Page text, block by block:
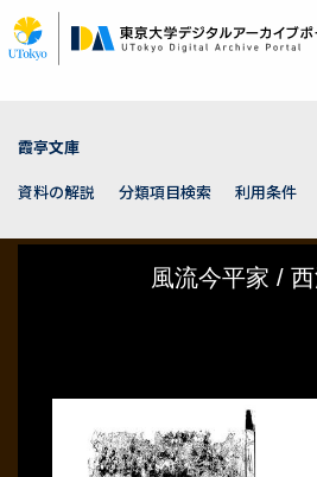
イ
ン
霞亭文庫
資料の解説
分類項目検索 利用条件